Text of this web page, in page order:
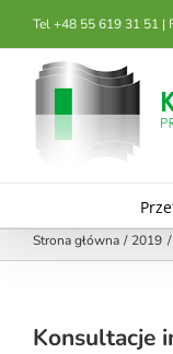
zawartości
Tel +48 55 619 31 51 |
Strona główna 2019
Konsultacje